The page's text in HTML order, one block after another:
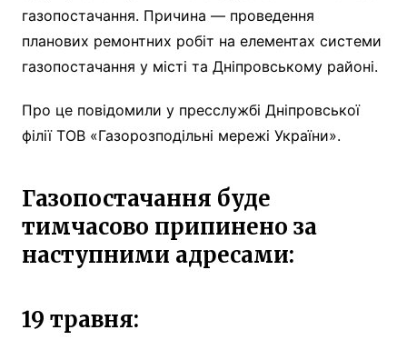
газопостачання. Причина — проведення
планових ремонтних робіт на елементах системи
газопостачання у місті та Дніпровському районі.
Про це повідомили у пресслужбі Дніпровської
філії ТОВ «Газорозподільні мережі України».
Газопостачання буде
тимчасово припинено за
наступними адресами:
19 травня: